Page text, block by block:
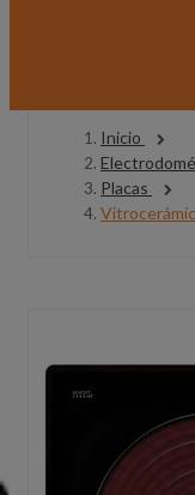
Inicio
Placas